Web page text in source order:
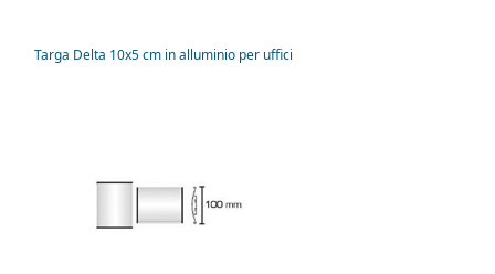
Targa Delta 10x5 cm in alluminio per uffici